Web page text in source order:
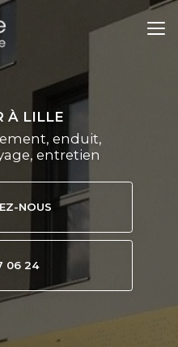
À LILLE
enduit,
entretien
NOUS
06 24